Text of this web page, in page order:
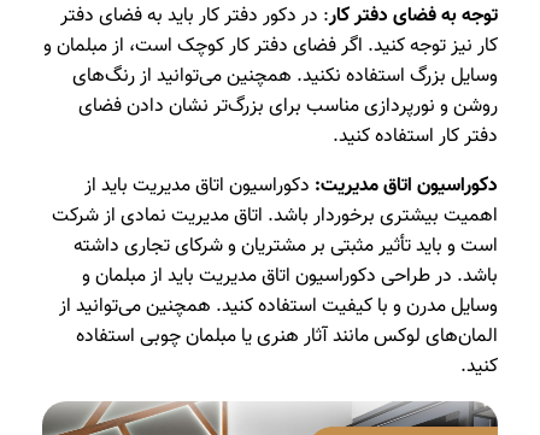
توجه به فضای دفتر کار: در دکور دفتر کار باید به فضای دفتر
کار نیز توجه کنید. اگر فضای دفتر کار کوچک است، از مبلمان و
وسایل بزرگ استفاده نکنید. همچنین می‌توانید از رنگ‌های
روشن و نورپردازی مناسب برای بزرگ‌تر نشان دادن فضای
دفتر کار استفاده کنید.
دکوراسیون اتاق مدیریت: دکوراسیون اتاق مدیریت باید از
اهمیت بیشتری برخوردار باشد. اتاق مدیریت نمادی از شرکت
است و باید تأثیر مثبتی بر مشتریان و شرکای تجاری داشته
باشد. در طراحی دکوراسیون اتاق مدیریت باید از مبلمان و
وسایل مدرن و با کیفیت استفاده کنید. همچنین می‌توانید از
المان‌های لوکس مانند آثار هنری یا مبلمان چوبی استفاده
کنید.